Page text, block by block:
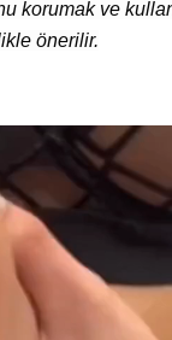
korumak ve
önerilir.